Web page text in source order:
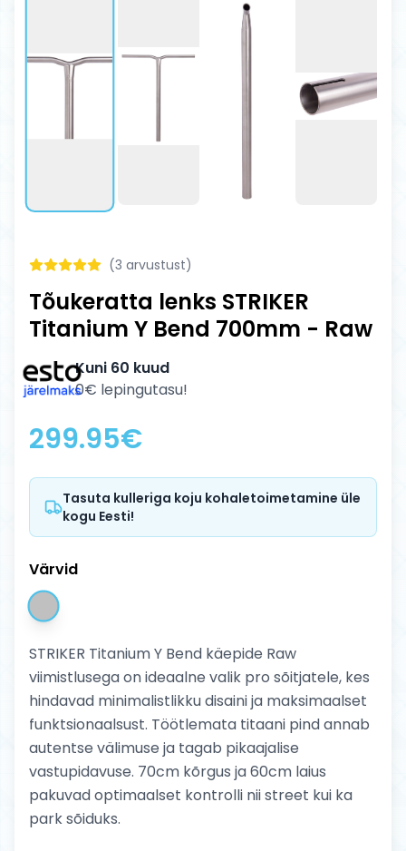
(3 arvustust)
Tõukeratta lenks STRIKER
Titanium Y Bend 700mm - Raw
Kuni 60 kuud
0€ lepingutasu!
299.95€
Tasuta kulleriga koju kohaletoimetamine üle
kogu Eesti!
Värvid
STRIKER Titanium Y Bend käepide Raw
viimistlusega on ideaalne valik pro sõitjatele, kes
hindavad minimalistlikku disaini ja maksimaalset
funktsionaalsust. Töötlemata titaani pind annab
autentse välimuse ja tagab pikaajalise
vastupidavuse. 70cm kõrgus ja 60cm laius
pakuvad optimaalset kontrolli nii street kui ka
park sõiduks.